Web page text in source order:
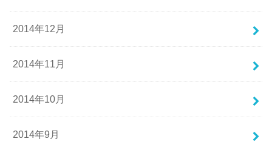
2014年12月
2014年11月
2014年10月
2014年9月